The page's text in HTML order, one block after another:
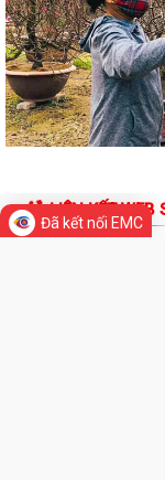
chính đăng ký Hộ Kinh
Tổ đại biểu số 10
Hưng, Lê Thanh Nghị,
Bộ Giáo dục và Đào
2026 - 2027
500mg
Đã kết nối EMC